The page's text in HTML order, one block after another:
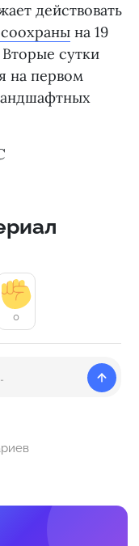
действовать
на 19
Вторые сутки
на первом
0